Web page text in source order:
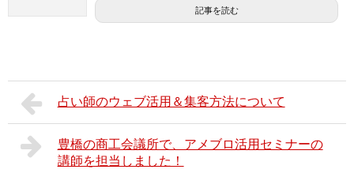
記事を読む
占い師のウェブ活用＆集客方法について
豊橋の商工会議所で、アメブロ活用セミナーの
講師を担当しました！